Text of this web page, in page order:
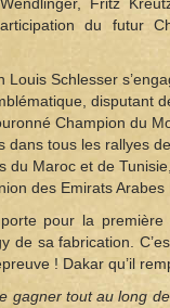
du futur
Louis Schlesser
disputant
Champion du
dans tous les rallyes
du Maroc et de
des Emirats
pour la
de sa fabrication.
! Dakar qu’il
gagner tout au long